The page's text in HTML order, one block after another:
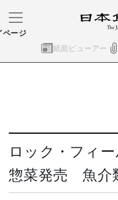
紙面ビューアー
ページ
ロック・フィ
惣菜発売 魚介